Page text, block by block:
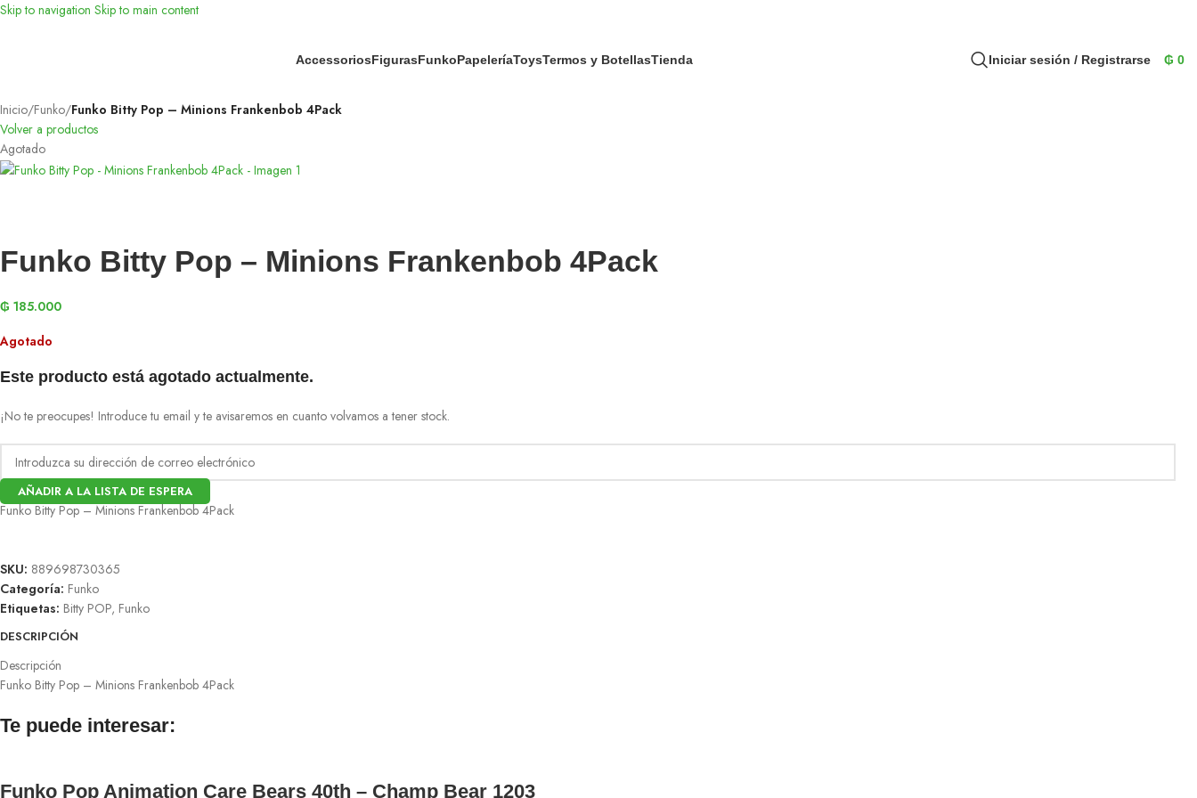
Skip to navigation Skip to main content
AccessoriosFigurasFunkoPapeleríaToysTermos y BotellasTienda Iniciar sesión / Registrarse ₲ 0
Inicio/Funko/Funko Bitty Pop – Minions Frankenbob 4Pack
Volver a productos
Agotado
Funko Bitty Pop – Minions Frankenbob 4Pack
₲ 185.000
Agotado
Este producto está agotado actualmente.
¡No te preocupes! Introduce tu email y te avisaremos en cuanto volvamos a tener stock.
AÑADIR A LA LISTA DE ESPERA
Funko Bitty Pop – Minions Frankenbob 4Pack
SKU: 889698730365
Categoría: Funko
Etiquetas: Bitty POP, Funko
DESCRIPCIÓN
Descripción
Funko Bitty Pop – Minions Frankenbob 4Pack
Te puede interesar:
Funko Pop Animation Care Bears 40th – Champ Bear 1203